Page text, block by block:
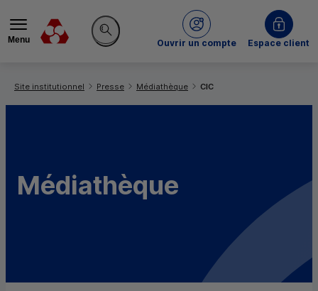
Menu
Rechercher sur le site
Ouvrir un compte
du Crédit MutuelEspace client
Site institutionnel Presse Médiathèque CIC
Médiathèque